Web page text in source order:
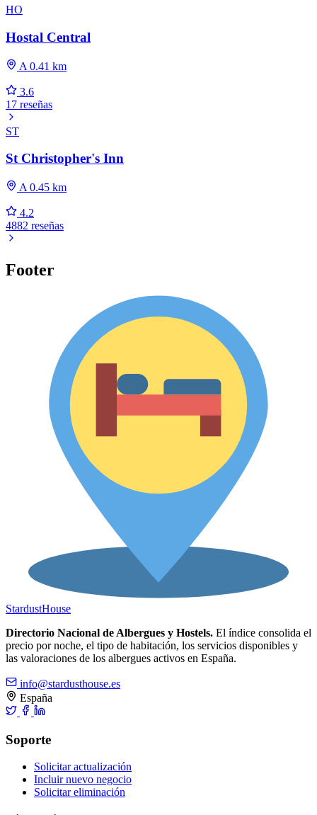
HO
Hostal Central
A 0.41 km
3.6
17 reseñas
ST
St Christopher's Inn
A 0.45 km
4.2
4882 reseñas
Footer
StardustHouse
Directorio Nacional de Albergues y Hostels. El índice consolida el
precio por noche, el tipo de habitación, los servicios disponibles y
las valoraciones de los albergues activos en España.
info@stardusthouse.es
España
Soporte
Solicitar actualización
Incluir nuevo negocio
Solicitar eliminación